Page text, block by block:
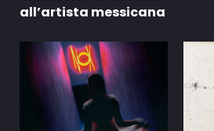
all’artista messicana